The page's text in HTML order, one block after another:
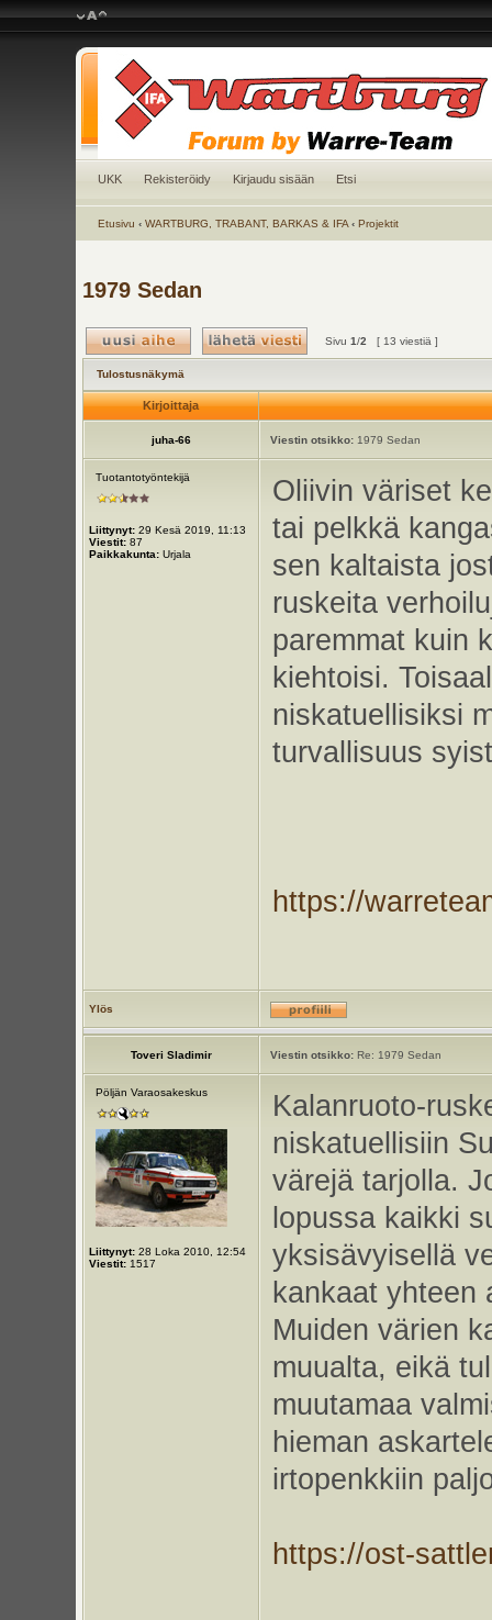
UKK Rekisteröidy Kirjaudu sisään Etsi
Etusivu ‹ WARTBURG, TRABANT, BARKAS & IFA ‹ Projektit
1979 Sedan
Sivu 1/2 [ 13 viestiä ]
Tulostusnäkymä
Kirjoittaja
juha-66 Viestin otsikko:1979 Sedan
Tuotantotyöntekijä
Liittynyt:29 Kesä 2019, 11:13
Viestit:87
Paikkakunta:Urjala
Oliivin väriset
tai pelkkä
sen kaltaista
ruskeita
paremmat kuin
kiehtoisi.
niskatuellisiksi
turvallisuus
https://
Ylös
Toveri Sladimir Viestin otsikko:Re: 1979 Sedan
Pöljän Varaosakeskus
Liittynyt:28 Loka 2010, 12:54
Viestit:1517
Kalanruoto-
niskatuellisiin
värejä tarjolla.
lopussa kaikki
yksisävyisellä
kankaat yhteen
Muiden värien
muualta, eikä
muutamaa
hieman
irtopenkkiin
https://ost-